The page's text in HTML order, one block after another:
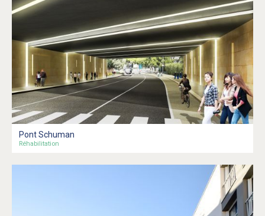
Pont Schuman
Réhabilitation